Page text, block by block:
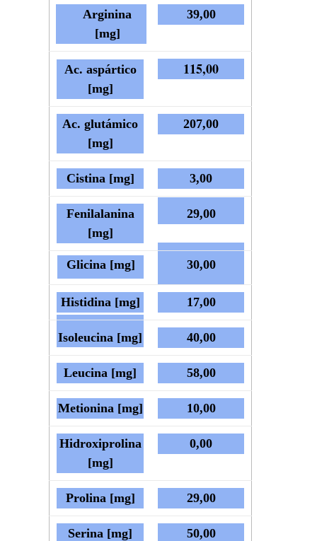
Arginina
[mg]
39,00
Ac. aspártico
[mg]
115,00
Ac. glutámico
[mg]
207,00
Cistina [mg] 3,00
Fenilalanina
[mg]
29,00
Glicina [mg] 30,00
Histidina [mg] 17,00
Isoleucina [mg] 40,00
Leucina [mg] 58,00
Metionina [mg] 10,00
Hidroxiprolina
[mg]
0,00
Prolina [mg] 29,00
Serina [mg] 50,00